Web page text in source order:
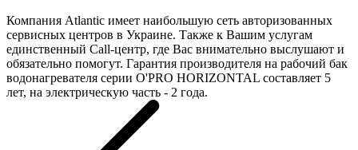
Компания Atlantic имеет наибольшую сеть авторизованных
сервисных центров в Украине. Также к Вашим услугам
единственный Call-центр, где Вас внимательно выслушают и
обязательно помогут. Гарантия производителя на рабочий бак
водонагревателя серии O'PRO HORIZONTAL составляет 5
лет, на электрическую часть - 2 года.